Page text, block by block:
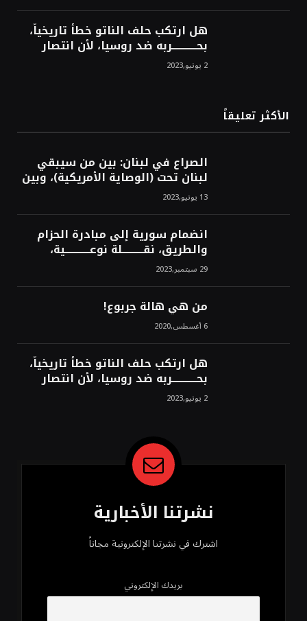
هل ارتكب حلف الناتو خطأً تاريخياً،
بحــــــــــــربه ضد روسيا، لأن انتصار
روسيا الحتمي، سيفتت الناتو!محمد
محسن 2 يونيو,2023
الأكثر تعليقاً
الصراع في لبنان: بين من سيبقي
لبنان تحت (الوصاية الأمريكية)، وبين
من سيخرج لبنان من النفق الغربي!
محمد محسن13 يونيو,2023
انضمام سورية إلى مبادرة الحزام
والطريق، نقــــــــــلة نوعــــــــــــية،
استراتيجية، تاريخية، نهائية، نحو
الشرق!محمد محسن29 سبتمبر,2023
من هي هالة جربوع!
6 أغسطس,2020
هل ارتكب حلف الناتو خطأً تاريخياً،
بحــــــــــــربه ضد روسيا، لأن انتصار
روسيا الحتمي، سيفتت الناتو!محمد
محسن 2 يونيو,2023
نشرتنا الأخبارية
اشترك في نشرتنا الإلكترونية مجاناً
بريدك الإلكتروني